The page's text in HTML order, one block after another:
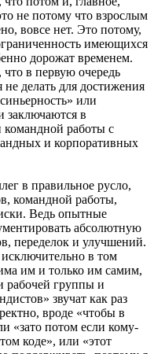
не потому что взрослым
вовсе нет. Это потому,
имеющихся
дорожат временем.
в первую очередь
не делать для достижения
или
заключаются в
командной работы с
и корпоративных
в правильное русло,
командной работы,
Ведь опытные
абсолютную
переделок и улучшений.
в том
им и только им самим,
рабочей группы и
звучат как раз
вроде «чтобы в
«зато потом если кому-
коде», или «этот